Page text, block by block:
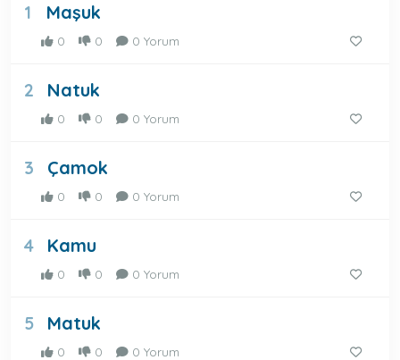
1 Maşuk
0 0 0 Yorum
2 Natuk
0 0 0 Yorum
3 Çamok
0 0 0 Yorum
4 Kamu
0 0 0 Yorum
5 Matuk
0 0 0 Yorum